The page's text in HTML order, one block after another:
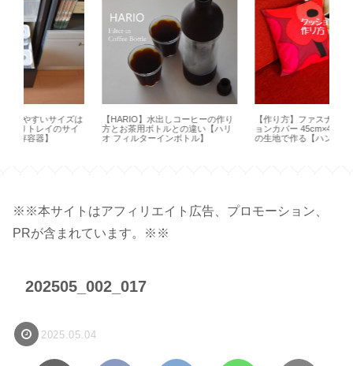
【HARIO】水出しコーヒーの作り
方とお茶用ボトルとの違い【ハリ
オ フィルターインボトル】
【作り方】ファスナー付きクッシ
ョンカバー 45cm×45cm 横長一枚
の生地で作る【ハンドメイド】
※※本サイトはアフィリエイト広告、プロモーション、
PRが含まれています。※※
202505_002_017
2025.05.04